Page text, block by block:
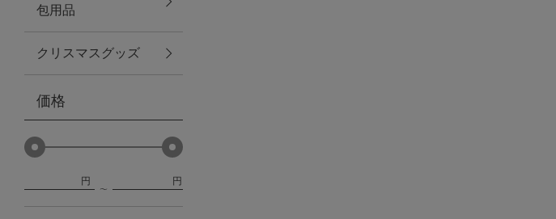
防災グッズ・非常食
包用品
クリスマスグッズ
価格
円 円